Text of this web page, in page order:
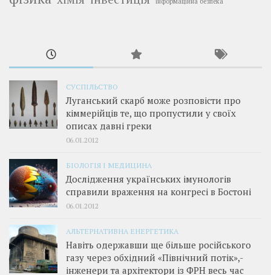
СУСПІЛЬСТВО
Луганський скарб може розповісти про
кіммерійців те, що пропустили у своїх
описах давні греки
06.01.2012
БІОЛОГІЯ І МЕДИЦИНА
Дослідження українських імунологів
справили враження на конгресі в Бостоні
06.01.2012
АЛЬТЕРНАТИВНА ЕНЕРГЕТИКА
Навіть одержавши ще більше російського
газу через обхідний «Північний потік»,­
інженери та архітектори із ФРН весь час